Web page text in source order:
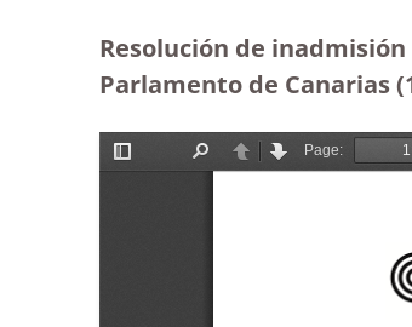
Resolución de
Parlamento de Canarias